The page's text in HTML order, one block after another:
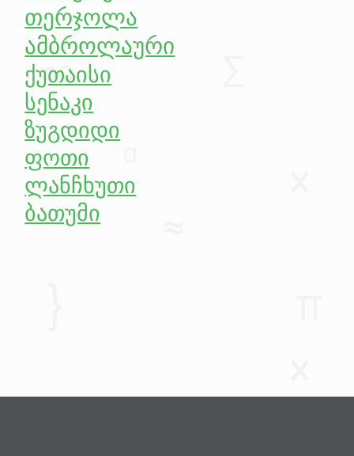
თერჯოლა
ამბროლაური
ქუთაისი
სენაკი
ზუგდიდი
ფოთი
ლანჩხუთი
ბათუმი